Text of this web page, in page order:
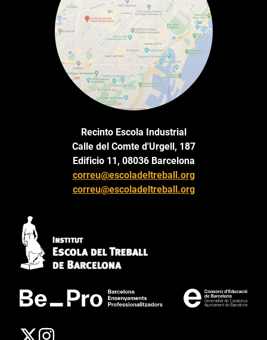
Recinto Escola Industrial
Calle del Comte d'Urgell, 187
Edificio 11, 08036 Barcelona
correu@escoladeltreball.org
correu@escoladeltreball.org